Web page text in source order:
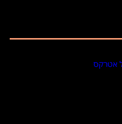
אטרקס